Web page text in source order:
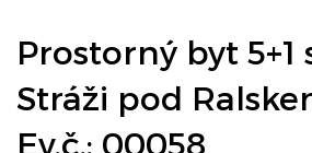
Prostorný byt 5+1
Stráži pod
Ev.č.: 00058